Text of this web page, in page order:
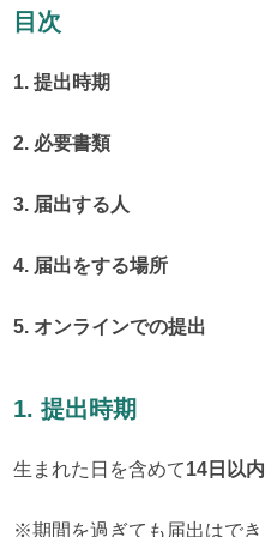
目次
1. 提出時期
2. 必要書類
3. 届出する人
4. 届出をする場所
5. オンラインでの提出
1. 提出時期
生まれた日を含めて14日以内
※期間を過ぎても届出はで